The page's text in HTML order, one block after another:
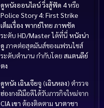
ดูหนังออนไลน์วิ่งสู้ฟัด 4หรือ
Police Story 4: First Strike
เต็มเรื่อง พากย์ไทย ภาพชัด
ระดับ HD/Masterได้ที่นี่ หนังน่า
ดู ภาคต่อสุดมันส์ของแฟรนไชส์
ระดับตำนาน กำกับโดย สแตนลีย์
ตง
ดูหนัง เฉินเจียจู (เฉินหลง) ตำรวจ
ฮ่องกงฝีมือดีได้รับภารกิจใหม่จาก
CIAเขา ต้องติดตาม นาตาชา